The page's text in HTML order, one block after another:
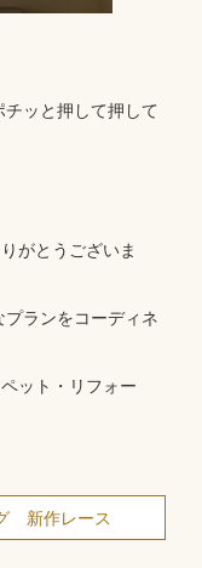
ッと押して押して
がとうございま
ランをコーディネ
ット・リフォー
新作レース